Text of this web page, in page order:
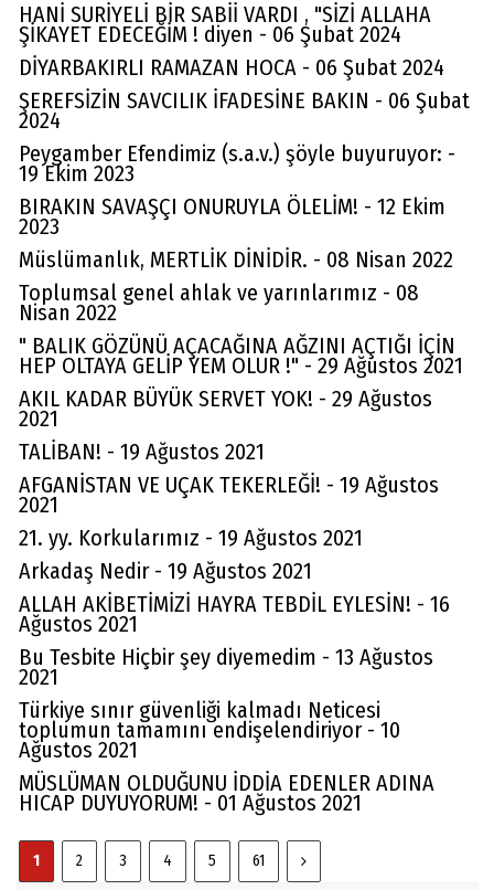
HANİ SURİYELİ BİR SABİİ VARDI , "SİZİ ALLAHA
ŞİKAYET EDECEĞİM ! diyen - 06 Şubat 2024
DİYARBAKIRLI RAMAZAN HOCA - 06 Şubat 2024
ŞEREFSİZİN SAVCILIK İFADESİNE BAKIN - 06 Şubat
2024
Peygamber Efendimiz (s.a.v.) şöyle buyuruyor: -
19 Ekim 2023
BIRAKIN SAVAŞÇI ONURUYLA ÖLELİM! - 12 Ekim
2023
Müslümanlık, MERTLİK DİNİDİR. - 08 Nisan 2022
Toplumsal genel ahlak ve yarınlarımız - 08
Nisan 2022
" BALIK GÖZÜNÜ AÇACAĞINA AĞZINI AÇTIĞI İÇİN
HEP OLTAYA GELİP YEM OLUR !" - 29 Ağustos 2021
AKIL KADAR BÜYÜK SERVET YOK! - 29 Ağustos
2021
TALİBAN! - 19 Ağustos 2021
AFGANİSTAN VE UÇAK TEKERLEĞİ! - 19 Ağustos
2021
21. yy. Korkularımız - 19 Ağustos 2021
Arkadaş Nedir - 19 Ağustos 2021
ALLAH AKİBETİMİZİ HAYRA TEBDİL EYLESİN! - 16
Ağustos 2021
Bu Tesbite Hiçbir şey diyemedim - 13 Ağustos
2021
Türkiye sınır güvenliği kalmadı Neticesi
toplumun tamamını endişelendiriyor - 10
Ağustos 2021
MÜSLÜMAN OLDUĞUNU İDDİA EDENLER ADINA
HICAP DUYUYORUM! - 01 Ağustos 2021
1 2 3 4 5 61
Av. Cemil Can
FARELERİ DİNLEMEYİN!..
Abdullah Gözaydın
ALLAH cc. MUCİZE YARATMAZ.